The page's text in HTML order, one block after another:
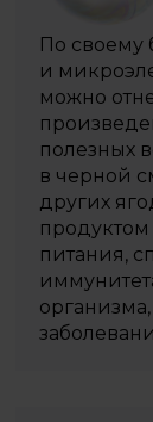
По своему
и
можно
полезных
в черной
других
питания,